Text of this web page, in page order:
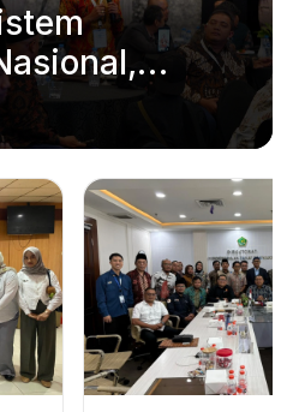
Bergabung
Wakaf